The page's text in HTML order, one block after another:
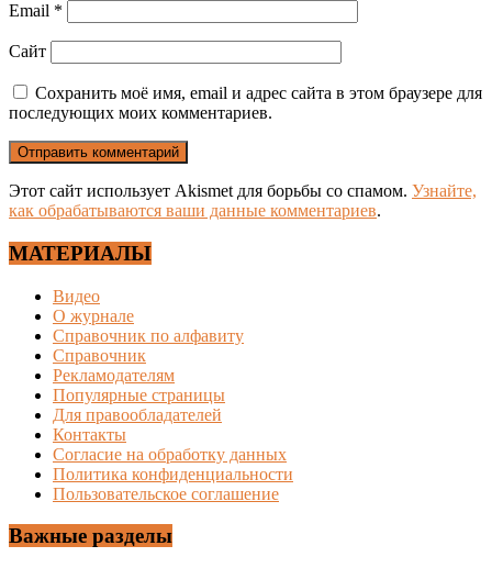
Email *
Сайт
Сохранить моё имя, email и адрес сайта в этом браузере для
последующих моих комментариев.
Этот сайт использует Akismet для борьбы со спамом. Узнайте,
как обрабатываются ваши данные комментариев.
МАТЕРИАЛЫ
Видео
О журнале
Справочник по алфавиту
Справочник
Рекламодателям
Популярные страницы
Для правообладателей
Контакты
Согласие на обработку данных
Политика конфиденциальности
Пользовательское соглашение
Важные разделы